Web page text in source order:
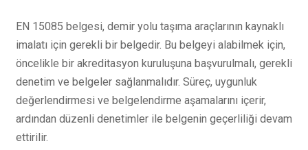
EN 15085 belgesi, demir yolu taşıma araçlarının kaynaklı
imalatı için gerekli bir belgedir. Bu belgeyi alabilmek için,
öncelikle bir akreditasyon kuruluşuna başvurulmalı, gerekli
denetim ve belgeler sağlanmalıdır. Süreç, uygunluk
değerlendirmesi ve belgelendirme aşamalarını içerir,
ardından düzenli denetimler ile belgenin geçerliliği devam
ettirilir.